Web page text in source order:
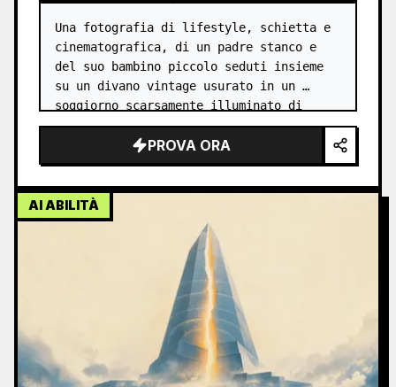
Una fotografia di lifestyle, schietta e
cinematografica, di un padre stanco e
del suo bambino piccolo seduti insieme
su un divano vintage usurato in un
soggiorno scarsamente illuminato di
notte. Il padre è sdraiato in modo
casuale, tiene un telecomando della T…
PROVA ORA
AI ABILITÀ